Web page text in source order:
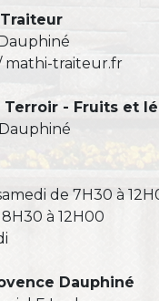
mathi-traiteur.fr
Terroir - Fruits et
de 7H30 à
à 12H00
Dauphiné